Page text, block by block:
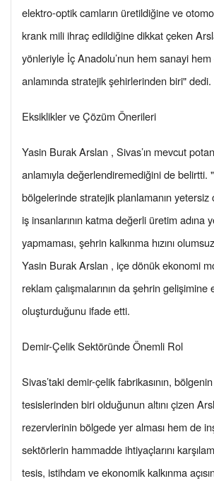
elektro-optik camların üretildiğine ve
krank mili ihraç edildiğine dikkat çeken
yönleriyle İç Anadolu’nun hem sanayi hem
anlamında stratejik şehirlerinden biri" dedi.
Eksiklikler ve Çözüm Önerileri
Yasin Burak Arslan , Sivas’ın mevcut
anlamıyla değerlendiremediğini de belirtti.
bölgelerinde stratejik planlamanın yetersiz
iş insanlarının katma değerli üretim adına
yapmaması, şehrin kalkınma hızını
Yasin Burak Arslan , içe dönük ekonomi
reklam çalışmalarının da şehrin gelişimine
oluşturduğunu ifade etti.
Demir-Çelik Sektöründe Önemli Rol
Sivas’taki demir-çelik fabrikasının,
tesislerinden biri olduğunun altını çizen
rezervlerinin bölgede yer alması hem de
sektörlerin hammadde ihtiyaçlarını
tesis, istihdam ve ekonomik kalkınma